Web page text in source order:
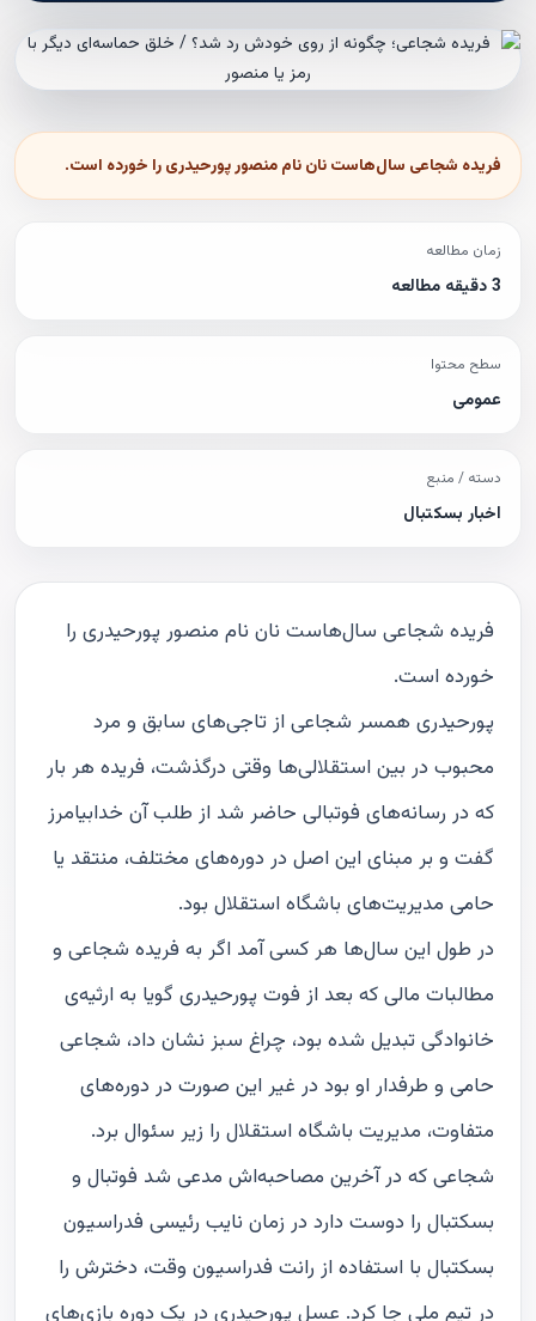
فریده شجاعی سال‌هاست نان نام منصور پورحیدری را خورده است.
زمان مطالعه
3 دقیقه مطالعه
سطح محتوا
عمومی
دسته / منبع
اخبار بسکتبال
فریده شجاعی سال‌هاست نان نام منصور پورحیدری را
خورده است.
پورحیدری همسر شجاعی از تاجی‌های سابق و مرد
محبوب در بین استقلالی‌ها وقتی درگذشت، فریده هر بار
که در رسانه‌های فوتبالی حاضر شد از طلب آن خدابیامرز
گفت و بر مبنای این اصل در دوره‌های مختلف، منتقد یا
حامی مدیریت‌های باشگاه استقلال بود.
در طول این سال‌ها هر کسی آمد اگر به فریده شجاعی و
مطالبات مالی که بعد از فوت پورحیدری گویا به ارثیه‌ی
خانوادگی تبدیل شده بود، چراغ سبز نشان داد، شجاعی
حامی و طرفدار او بود در غیر این صورت در دوره‌های
متفاوت، مدیریت باشگاه استقلال را زیر سئوال برد.
شجاعی که در آخرین مصاحبه‌اش مدعی شد فوتبال و
بسکتبال را دوست دارد در زمان نایب رئیسی فدراسیون
بسکتبال با استفاده از رانت فدراسیون وقت، دخترش را
در تیم ملی جا کرد. عسل پورحیدری در یک دوره بازی‌های